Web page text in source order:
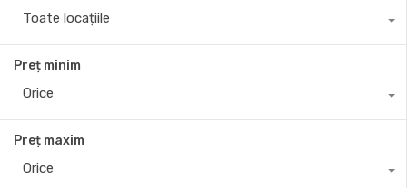
Toate locațiile
Preț minim
Orice
Preț maxim
Orice